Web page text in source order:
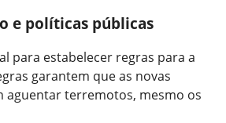
e políticas públicas
para estabelecer regras para a
garantem que as novas
aguentar terremotos, mesmo os